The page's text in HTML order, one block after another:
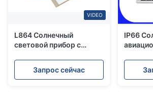
VIDEO
L864 Солнечный
световой прибор с
антикоррозийной
защитой и УФ-защитой
Запрос сейчас
IP66
срок